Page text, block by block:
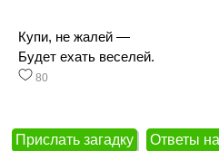
Купи, не жалей —
Будет ехать веселей.
80
Прислать загадку Ответы